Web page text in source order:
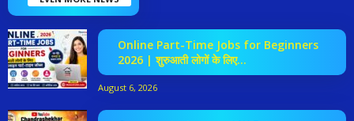
Online Part-Time Jobs for Beginners
2026 | शुरुआती लोगों के लिए...
August 6, 2026